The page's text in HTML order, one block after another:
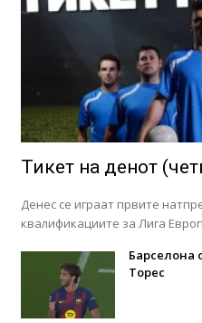
Тикет на денот
Денес се играат првите
квалификациите за Лига
Барселона
Торес